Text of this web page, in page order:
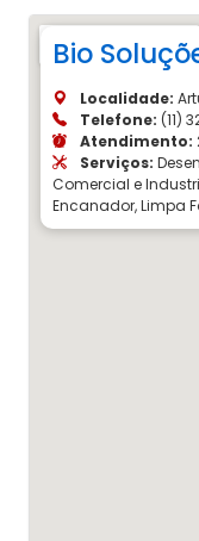
Bio
Localidade:
Telefone: (11)
Atendimento:
Serviços:
Comercial e
Encanador, Limpa